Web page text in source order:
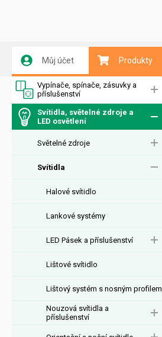
Můj účet Produkty
Vypínače, spínače, zásuvky a
příslušenství
Svítidla, světelné zdroje a
LED osvětlení
Světelné zdroje
Svítidla
Halové svítidlo
Lankové systémy
LED Pásek a příslušenství
Lištové svítidlo
Lištový systém s nosným profilem
Nouzová svítidla a
příslušenství